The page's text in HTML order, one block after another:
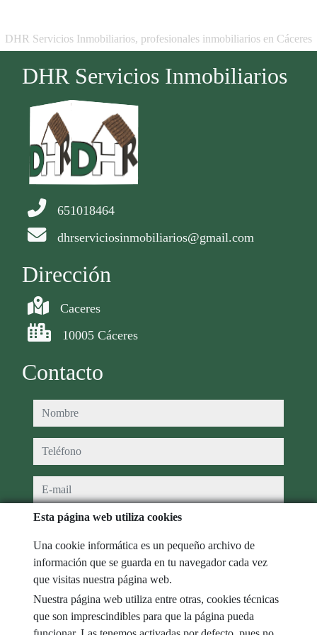
DHR Servicios Inmobiliarios, profesionales inmobiliarios en Cáceres
DHR Servicios Inmobiliarios
651018464
dhrserviciosinmobiliarios@gmail.com
Dirección
Caceres
10005 Cáceres
Contacto
nombre
teléfono
e-mail
He leído y acepto las condiciones de uso y
mensaje
Captcha
Esta página web utiliza cookies
Una cookie informática es un pequeño archivo de
información que se guarda en tu navegador cada vez
que visitas nuestra página web.
Nuestra página web utiliza entre otras, cookies técnicas
que son imprescindibles para que la página pueda